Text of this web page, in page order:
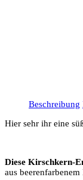
Beschreibung
Hier sehr ihr eine
Diese Kirschkern-
aus